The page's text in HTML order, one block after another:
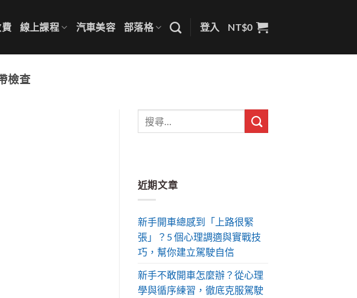
線上課程 汽車美容 部落格 登入 NT$0
檢查
近期文章
新手開車總感到「上路很緊
張」？5 個心理調適與實戰技
巧，幫你建立駕駛自信
新手不敢開車怎麼辦？從心理
學與循序練習，徹底克服駕駛